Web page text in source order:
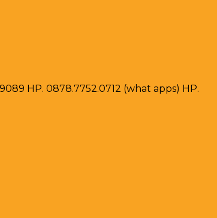
HP. 0878.7752.0712 (what apps) HP.